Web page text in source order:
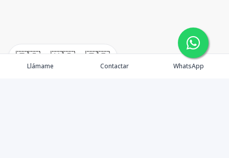
🇪🇸 🇺🇸 🇫🇷
Llámame Contactar WhatsApp